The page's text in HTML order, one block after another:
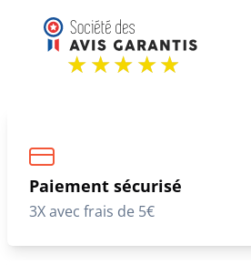
Paiement sécurisé
3X avec frais de 5€